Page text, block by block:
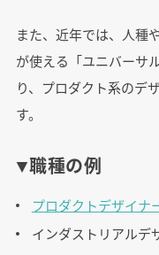
また、近年では、人種
が使える「ユニバーサ
り、プロダクト系のデ
す。
▼職種の例
プロダクトデザイナ
インダストリアルデ